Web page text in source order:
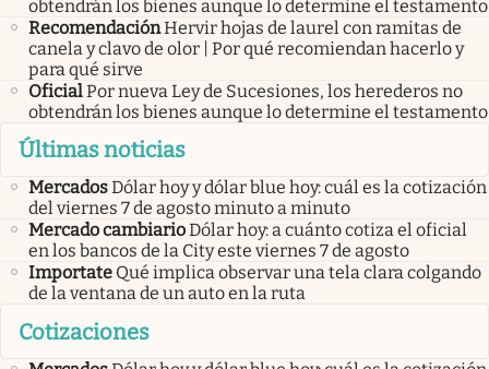
obtendrán los bienes aunque lo determine el testamento
RecomendaciónHervir hojas de laurel con ramitas de
canela y clavo de olor | Por qué recomiendan hacerlo y
para qué sirve
OficialPor nueva Ley de Sucesiones, los herederos no
obtendrán los bienes aunque lo determine el testamento
Últimas noticias
MercadosDólar hoy y dólar blue hoy: cuál es la cotización
del viernes 7 de agosto minuto a minuto
Mercado cambiarioDólar hoy: a cuánto cotiza el oficial
en los bancos de la City este viernes 7 de agosto
Importate Qué implica observar una tela clara colgando
de la ventana de un auto en la ruta
Cotizaciones